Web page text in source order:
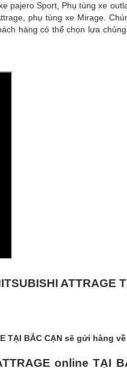
pajero Sport, Phụ tùng xe
phụ tùng xe Mirage.
hàng có thể chọn lựa
ATTRAGE
TẠI BẮC CẠN sẽ gửi hàng
online TẠI